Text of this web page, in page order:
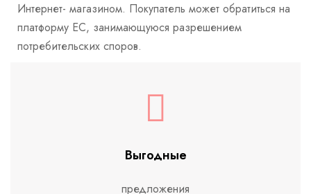
Интернет- магазином. Покупатель может обратиться на
платформу ЕС, занимающуюся разрешением
потребительских споров.
Выгодные
предложения